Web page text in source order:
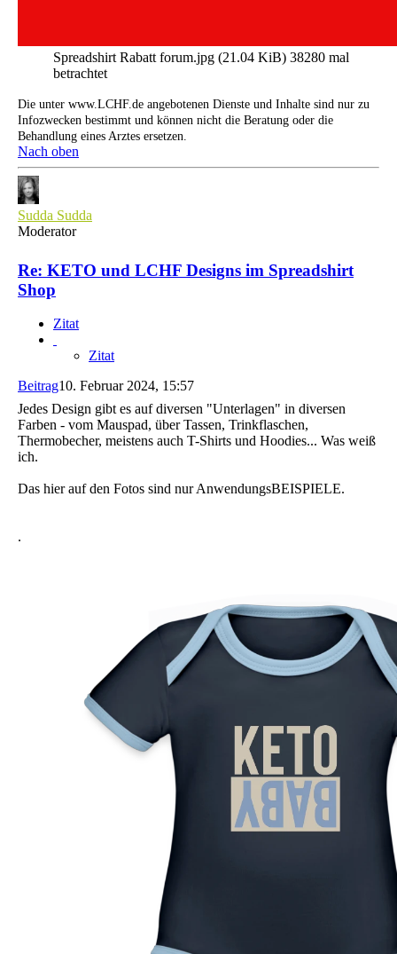
Spreadshirt Rabatt forum.jpg (21.04 KiB) 38280 mal
betrachtet
Die unter www.LCHF.de angebotenen Dienste und Inhalte sind nur zu
Infozwecken bestimmt und können nicht die Beratung oder die
Behandlung eines Arztes ersetzen.
Nach oben
Sudda Sudda
Moderator
Re: KETO und LCHF Designs im Spreadshirt
Shop
Zitat
Zitat
Beitrag10. Februar 2024, 15:57
Jedes Design gibt es auf diversen "Unterlagen" in diversen
Farben - vom Mauspad, über Tassen, Trinkflaschen,
Thermobecher, meistens auch T-Shirts und Hoodies... Was weiß
ich.
Das hier auf den Fotos sind nur AnwendungsBEISPIELE.
.